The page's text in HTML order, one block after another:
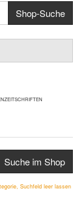
Suche im Shop
Suchfeld leer lassen